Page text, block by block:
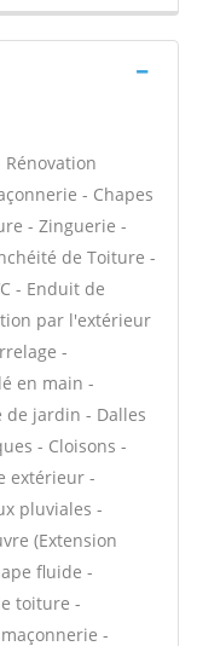
- Chapes
- Zinguerie -
de Toiture -
- Enduit de
par l'extérieur
-
en main -
de jardin - Dalles
- Cloisons -
extérieur -
pluviales -
(Extension
fluide -
toiture -
-